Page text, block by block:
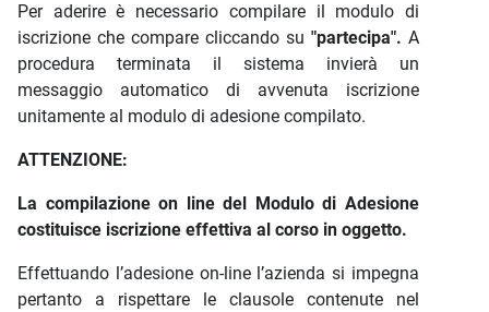
Per aderire è necessario compilare il modulo di
iscrizione che compare cliccando su "partecipa". A
procedura terminata il sistema invierà un
messaggio automatico di avvenuta iscrizione
unitamente al modulo di adesione compilato.
ATTENZIONE:
La compilazione on line del Modulo di Adesione
costituisce iscrizione effettiva al corso in oggetto.
Effettuando l’adesione on-line l’azienda si impegna
pertanto a rispettare le clausole contenute nel